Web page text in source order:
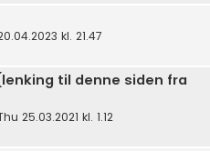
kl. 21.47
til denne siden fra
25.03.2021 kl. 1.12